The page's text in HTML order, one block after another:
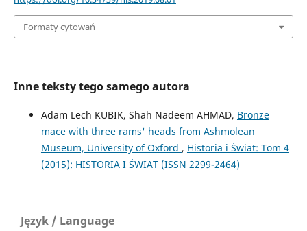
Formaty cytowań
Inne teksty tego samego autora
Adam Lech KUBIK, Shah Nadeem AHMAD, Bronze
mace with three rams' heads from Ashmolean
Museum, University of Oxford , Historia i Świat: Tom 4
(2015): HISTORIA I ŚWIAT (ISSN 2299-2464)
Język / Language